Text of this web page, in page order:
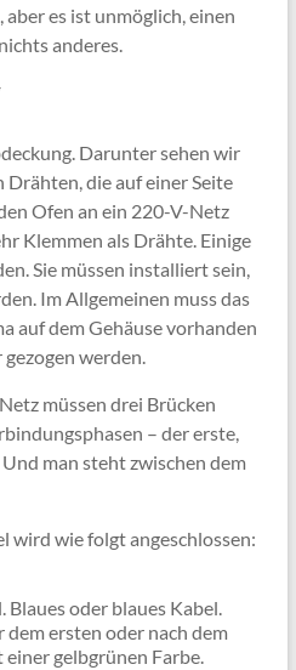
es ist unmöglich, einen
anderes.
Darunter sehen wir
die auf einer Seite
Ofen an ein 220-V-Netz
Klemmen als Drähte. Einige
Sie müssen installiert sein,
Im Allgemeinen muss das
auf dem Gehäuse vorhanden
werden.
müssen drei Brücken
– der erste,
man steht zwischen dem
wird wie folgt angeschlossen:
oder blaues Kabel.
ersten oder nach dem
gelbgrünen Farbe.